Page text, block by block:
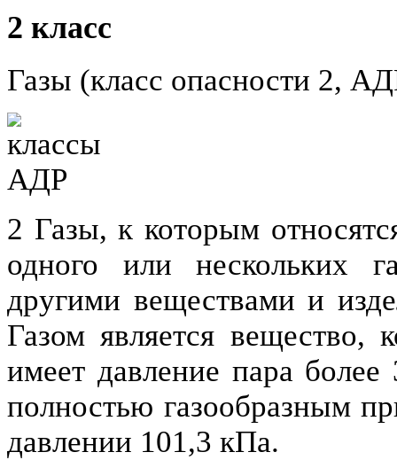
2 класс
Газы (класс опасности 2,
2 Газы, к которым
одного или нескольких
другими веществами и
Газом является вещество,
имеет давление пара
полностью газообразным
давлении 101,3 кПа.